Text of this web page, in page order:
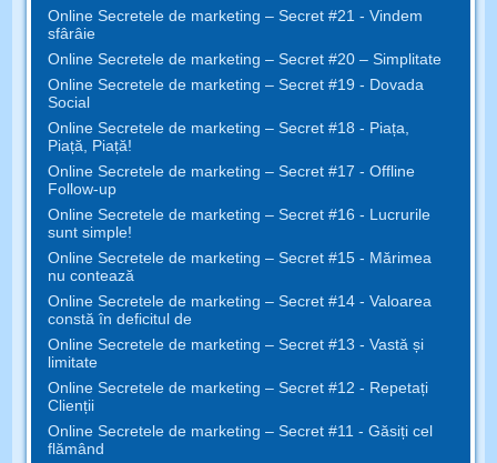
Online Secretele de marketing – Secret #21 - Vindem
sfârâie
Online Secretele de marketing – Secret #20 – Simplitate
Online Secretele de marketing – Secret #19 - Dovada
Social
Online Secretele de marketing – Secret #18 - Piața,
Piață, Piață!
Online Secretele de marketing – Secret #17 - Offline
Follow-up
Online Secretele de marketing – Secret #16 - Lucrurile
sunt simple!
Online Secretele de marketing – Secret #15 - Mărimea
nu contează
Online Secretele de marketing – Secret #14 - Valoarea
constă în deficitul de
Online Secretele de marketing – Secret #13 - Vastă și
limitate
Online Secretele de marketing – Secret #12 - Repetați
Clienții
Online Secretele de marketing – Secret #11 - Găsiți cel
flămând